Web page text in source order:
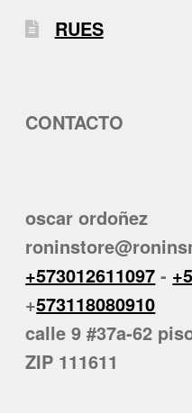
RUES
CONTACTO
oscar ordoñez
+573012611097 -
+573118080910
calle 9 #37a-62
ZIP 111611